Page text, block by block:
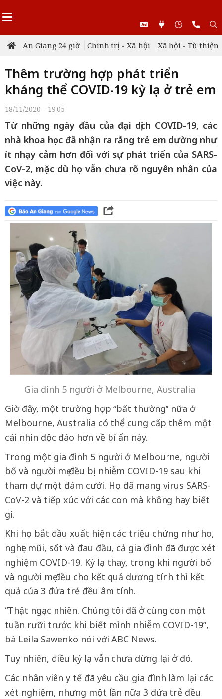
An Giang 24 giờ Chính trị - Xã hội Xã hội - Từ thiện
Thêm trường hợp phát triển
kháng thể COVID-19 kỳ lạ ở trẻ em
18/11/2020 - 19:05
Từ những ngày đầu của đại dịch COVID-19, các
nhà khoa học đã nhận ra rằng trẻ em dường như
ít nhạy cảm hơn đối với sự phát triển của SARS-
CoV-2, mặc dù họ vẫn chưa rõ nguyên nhân của
việc này.
Gia đình 5 người ở Melbourne, Australia
Giờ đây, một trường hợp “bất thường” nữa ở
Melbourne, Australia có thể cung cấp thêm một
cái nhìn độc đáo hơn về bí ẩn này.
Trong một gia đình 5 người ở Melbourne, người
bố và người mẹ đều bị nhiễm COVID-19 sau khi
tham dự một đám cưới. Họ đã mang virus SARS-
CoV-2 và tiếp xúc với các con mà không hay biết
gì.
Khi họ bắt đầu xuất hiện các triệu chứng như ho,
nghẹt mũi, sốt và đau đầu, cả gia đình đã được xét
nghiệm COVID-19. Kỳ lạ thay, trong khi người bố
và người mẹ đều cho kết quả dương tính thì kết
quả của 3 đứa trẻ đều âm tính.
“Thật ngạc nhiên. Chúng tôi đã ở cùng con một
tuần rưỡi trước khi biết mình nhiễm COVID-19”,
bà Leila Sawenko nói với ABC News.
Tuy nhiên, điều kỳ lạ vẫn chưa dừng lại ở đó.
Các nhân viên y tế đã yêu cầu gia đình làm lại các
xét nghiệm, nhưng một lần nữa 3 đứa trẻ đều